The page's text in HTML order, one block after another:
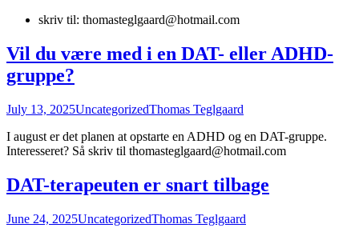
skriv til: thomasteglgaard@hotmail.com
Vil du være med i en DAT- eller ADHD-
gruppe?
July 13, 2025UncategorizedThomas Teglgaard
I august er det planen at opstarte en ADHD og en DAT-gruppe.
Interesseret? Så skriv til thomasteglgaard@hotmail.com
DAT-terapeuten er snart tilbage
June 24, 2025UncategorizedThomas Teglgaard